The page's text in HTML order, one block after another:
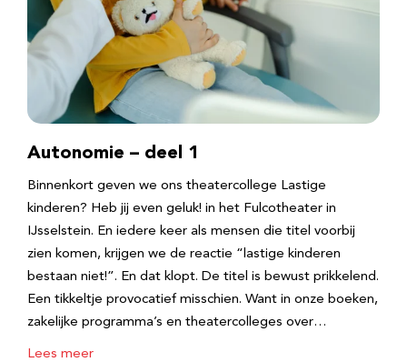
Autonomie – deel 1
Binnenkort geven we ons theatercollege Lastige
kinderen? Heb jij even geluk! in het Fulcotheater in
IJsselstein. En iedere keer als mensen die titel voorbij
zien komen, krijgen we de reactie “lastige kinderen
bestaan niet!”. En dat klopt. De titel is bewust prikkelend.
Een tikkeltje provocatief misschien. Want in onze boeken,
zakelijke programma’s en theatercolleges over…
Lees meer